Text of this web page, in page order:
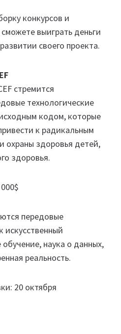
конкурсов и
выиграть деньги
своего проекта.
стремится
технологические
кодом, которые
к радикальным
охраны здоровья детей,
здоровья.
передовые
искусственный
наука о данных,
реальность.
20 октября